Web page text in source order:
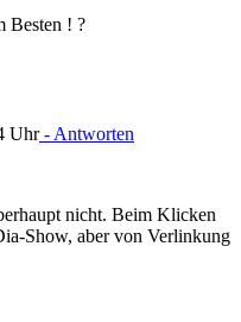
Besten ! ?
Uhr- Antworten
nicht. Beim Klicken
Show, aber von Verlinkung